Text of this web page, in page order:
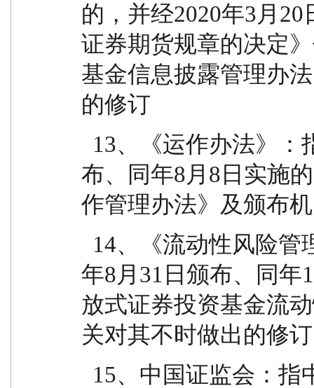
的，并经2020年3月
证券期货规章的决定
基金信息披露管理办
的修订
布、同年8月8日实施
作管理办法》及颁布
年8月31日颁布、同年
放式证券投资基金流
关对其不时做出的修订
15、中国证监会：